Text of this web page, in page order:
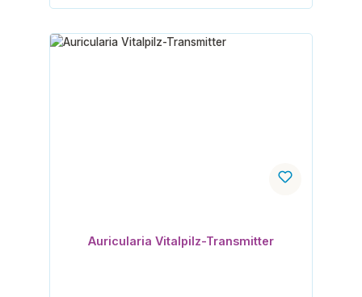
Auricularia Vitalpilz-Transmitter